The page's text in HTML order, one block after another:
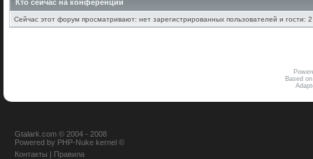
Кто сейчас на конференции
Сейчас этот форум просматривают: нет зарегистрированных пользователей и гости: 2
Based
Gtalark.com © 2004 - 2008
Powered by PHP-Nuke kernel ©
Контакты | Правила